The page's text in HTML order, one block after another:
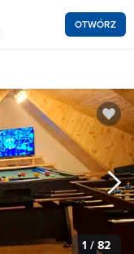
OTWÓRZ
1 / 82